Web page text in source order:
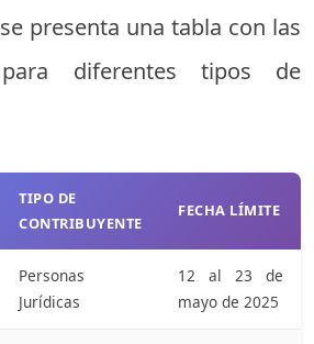
se presenta una tabla con las
para diferentes tipos de
TIPO DE
CONTRIBUYENTE
FECHA LÍMITE
Personas
Jurídicas
12 al 23 de
mayo de 2025